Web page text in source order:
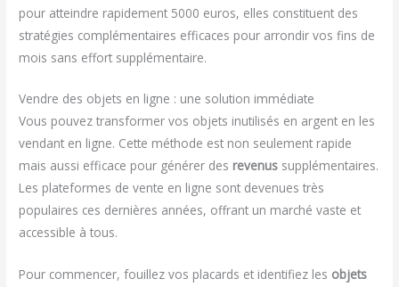
pour atteindre rapidement 5000 euros, elles constituent des
stratégies complémentaires efficaces pour arrondir vos fins de
mois sans effort supplémentaire.
Vendre des objets en ligne : une solution immédiate
Vous pouvez transformer vos objets inutilisés en argent en les
vendant en ligne. Cette méthode est non seulement rapide
mais aussi efficace pour générer des revenus supplémentaires.
Les plateformes de vente en ligne sont devenues très
populaires ces dernières années, offrant un marché vaste et
accessible à tous.
Pour commencer, fouillez vos placards et identifiez les objets